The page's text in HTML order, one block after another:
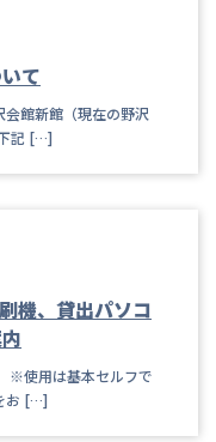
て
館新館（現在の野沢
記 […]
機、貸出パソコ
※使用は基本セルフで
お […]